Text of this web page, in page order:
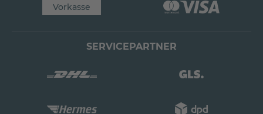
Vorkasse
SERVICEPARTNER